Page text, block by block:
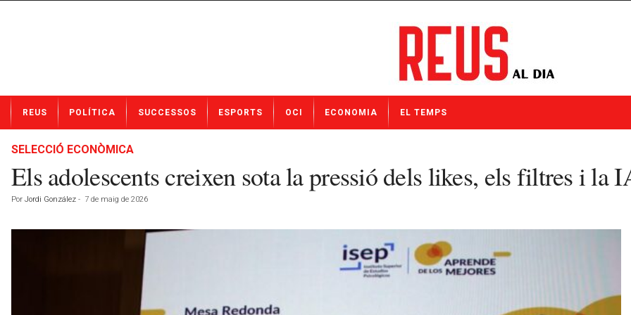
t
REUS POLÍTICA SUCCESSOS ESPORTS OCI ECONOMIA EL TEMPS
SELECCIÓ ECONÒMICA
Els adolescents creixen sota la pressió dels likes, els filtres i la
Por Jordi González - 7 de maig de 2026